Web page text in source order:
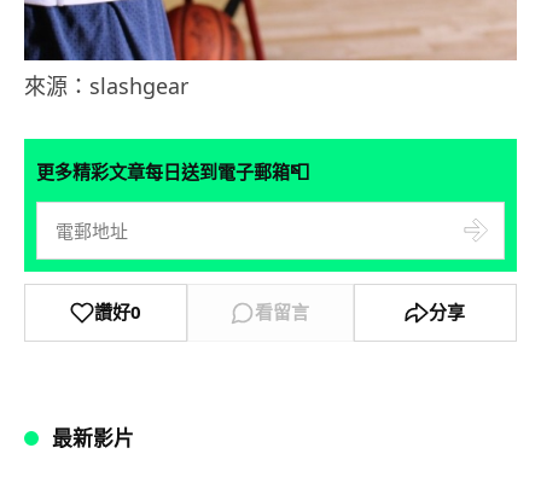
來源：slashgear
更多精彩文章每日送到電子郵箱📮
讚好0 看留言 分享
最新影片